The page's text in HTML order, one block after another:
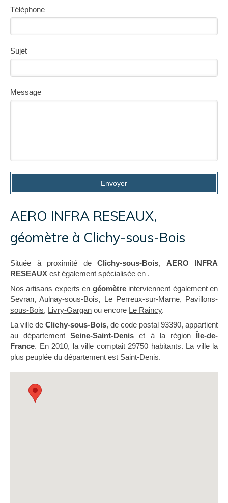
Téléphone
Sujet
Message
Envoyer
AERO INFRA RESEAUX,
géomètre à Clichy-sous-Bois
Située à proximité de Clichy-sous-Bois, AERO INFRA
RESEAUX est également spécialisée en .
Nos artisans experts en géomètreinterviennent également en
Sevran,Aulnay-sous-Bois, Le Perreux-sur-Marne, Pavillons-
sous-Bois, Livry-Gargan ou encore Le Raincy.
La ville de Clichy-sous-Bois, de code postal 93390, appartient
au départementSeine-Saint-Denis et à la région Île-de-
France. En 2010, la ville comptait 29750 habitants. La ville la
plus peuplée du département est Saint-Denis.